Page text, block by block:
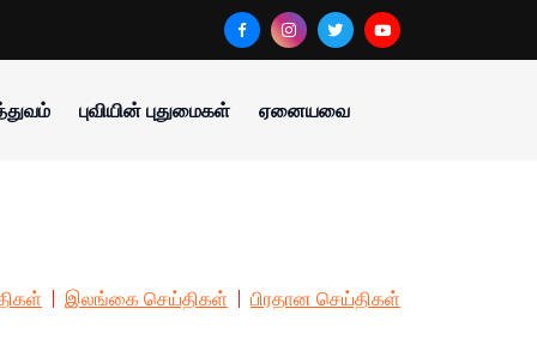
புவியின் புதுமைகள் ஏனையவை
இலங்கை செய்திகள் பிரதான செய்திகள்